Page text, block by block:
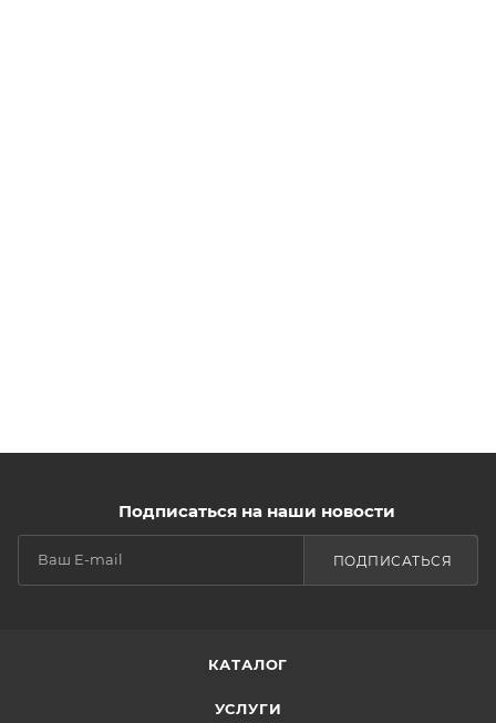
Подписаться на наши новости
ПОДПИСАТЬСЯ
КАТАЛОГ
УСЛУГИ